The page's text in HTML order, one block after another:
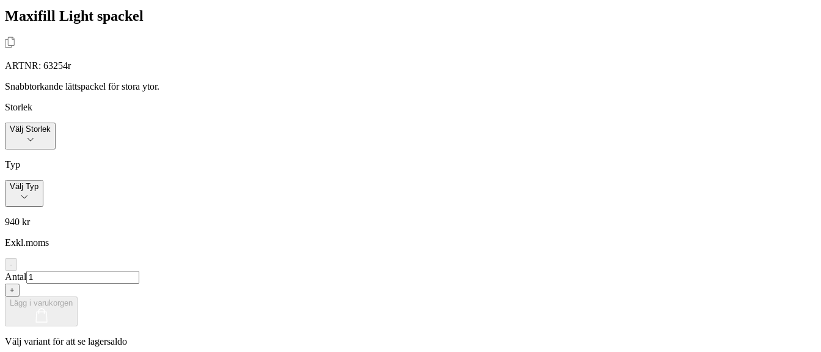
Maxifill Light spackel
ARTNR: 63254r
Snabbtorkande lättspackel för stora ytor.
Storlek
Välj Storlek
Typ
Välj Typ
940 kr
Exkl.moms
-
Antal
+
Lägg i varukorgen
Välj variant för att se lagersaldo